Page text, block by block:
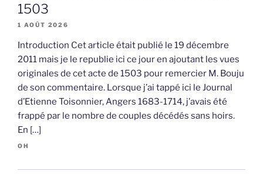
1503
1 AOÛT 2026
Introduction Cet article était publié le 19 décembre
2011 mais je le republie ici ce jour en ajoutant les vues
originales de cet acte de 1503 pour remercier M. Bouju
de son commentaire. Lorsque j’ai tappé ici le Journal
d’Etienne Toisonnier, Angers 1683-1714, j’avais été
frappé par le nombre de couples décédés sans hoirs.
En […]
OH